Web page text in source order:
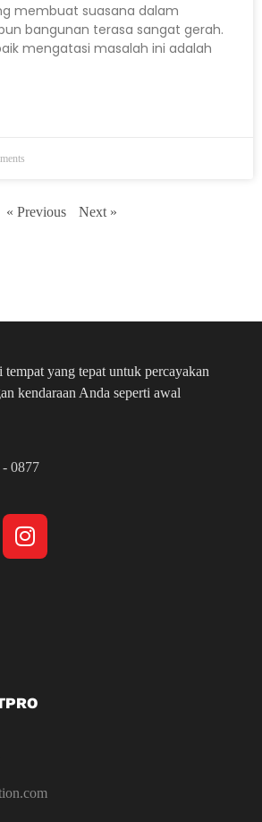
membuat suasana dalam
bangunan terasa sangat gerah.
mengatasi masalah ini adalah
« Previous Next »
yang tepat untuk percayakan
kendaraan Anda seperti awal
0877